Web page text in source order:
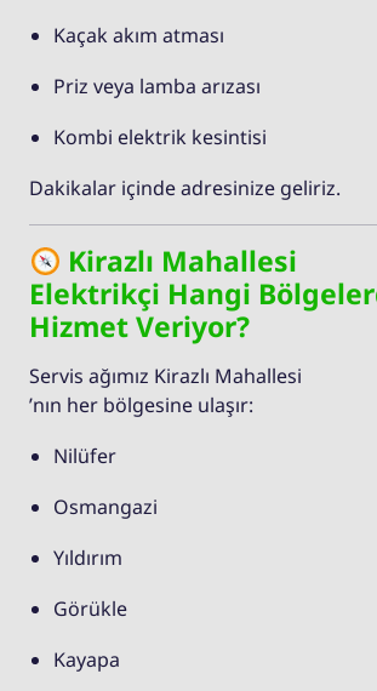
Kaçak akım atması
Priz veya lamba arızası
Kombi elektrik kesintisi
Dakikalar içinde adresinize geliriz.
Kirazlı Mahallesi
Elektrikçi Hangi
Hizmet Veriyor?
Servis ağımız Kirazlı Mahallesi
’nın her bölgesine ulaşır:
Nilüfer
Osmangazi
Yıldırım
Görükle
Kayapa